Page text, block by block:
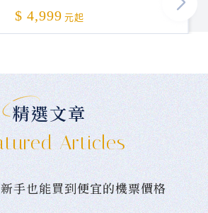
$ 4,999 元起
精選文章
Articles
手也能買到便宜的機票價格